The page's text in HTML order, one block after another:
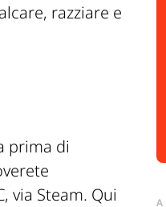
razziare e
prima di
via Steam. Qui